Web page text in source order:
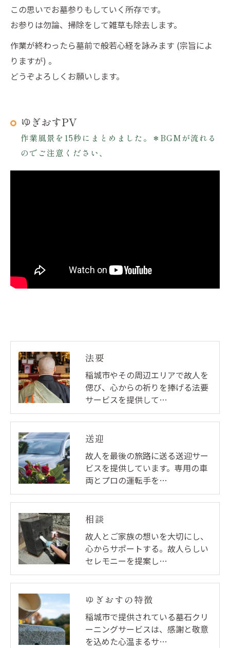
この思いでお墓参りもしていく所存です。
お参りは勿論、掃除をして雑草も除去します。
作業が終わったら墓前で般若心経を詠みます (宗旨によ
りますが) 。
どうぞよろしくお願いします。
ゆぎおすPV
作業風景を15秒にまとめました。＊BGMが流れる
のでご注意ください、
法要
稲城市やその周辺エリアで故人を
偲び、心からの祈りを捧げる法要
サービスを提供して…
送迎
故人を最後の旅路に送る送迎サー
ビスを提供しています。専用の車
両とプロの運転手を…
相談
故人とご家族の想いを大切にし、
心からサポートする。故人らしい
セレモニーを提案し…
ゆぎおすの特徴
稲城市で提供されている墓石クリ
ーニングサービスは、感謝と敬意
を込めた心温まるサ…